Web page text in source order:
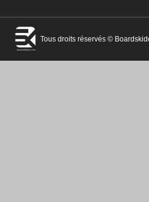
Tous droits réservés ©